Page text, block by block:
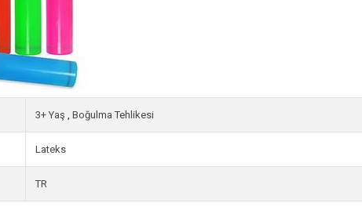
3+ Yaş , Boğulma Tehlikesi
Lateks
TR